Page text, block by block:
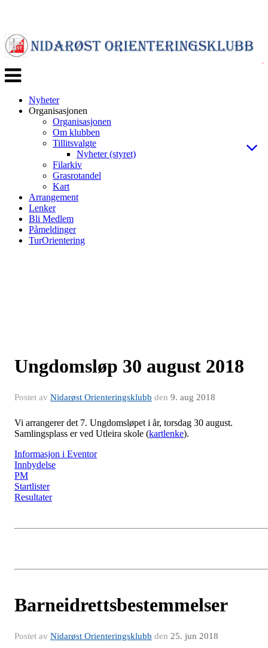
Veksle
navigasjon
Nyheter
Organisasjonen
Organisasjonen
Om klubben
Tillitsvalgte
Nyheter (styret)
Filarkiv
Grasrotandel
Kart
Arrangement
Lenker
Bli Medlem
Påmeldinger
TurOrientering
Ungdomsløp 30 august 2018
Postet av Nidarøst Orienteringsklubb den 9. aug 2018
Vi arrangerer det 7. Ungdomsløpet i år, torsdag 30 august.
Samlingsplass er ved Utleira skole (kartlenke).
Informasjon i Eventor
Innbydelse
PM
Startlister
Resultater
Barneidrettsbestemmelser
Postet av Nidarøst Orienteringsklubb den 25. jun 2018